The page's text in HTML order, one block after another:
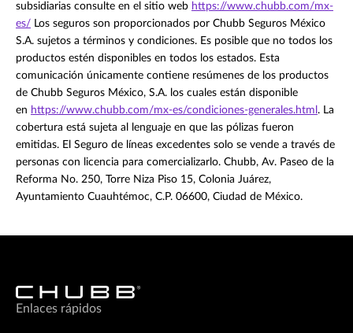
subsidiarias consulte en el sitio web https://www.chubb.com/mx-
es/ Los seguros son proporcionados por Chubb Seguros México
S.A. sujetos a términos y condiciones. Es posible que no todos los
productos estén disponibles en todos los estados. Esta
comunicación únicamente contiene resúmenes de los productos
de Chubb Seguros México, S.A. los cuales están disponible
en https://www.chubb.com/mx-es/condiciones-generales.html . La
cobertura está sujeta al lenguaje en que las pólizas fueron
emitidas. El Seguro de líneas excedentes solo se vende a través de
personas con licencia para comercializarlo. Chubb, Av. Paseo de la
Reforma No. 250, Torre Niza Piso 15, Colonia Juárez,
Ayuntamiento Cuauhtémoc, C.P. 06600, Ciudad de México.
Enlaces rápidos